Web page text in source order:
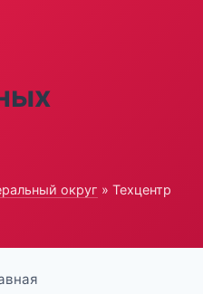
округ » Техцентр